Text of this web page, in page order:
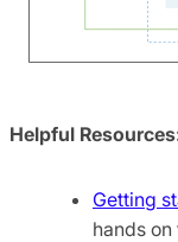
Helpful
Getting
hands